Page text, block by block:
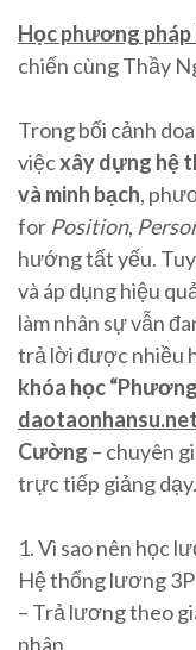
Học phương
chiến cùng Thầy
Trong bối cảnh
việcxây dựng hệ
và minh bạch,
for Position,
hướng tất yếu. Tuy
và áp dụng hiệu
làm nhân sự vẫn
trả lời được nhiều
khóa học
Cường – chuyên
trực tiếp giảng dạy.
1. Vì sao nên học
Hệ thống lương
– Trả lương theo
nhân